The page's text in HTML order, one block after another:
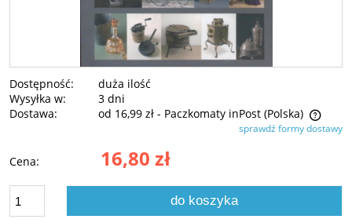
Dostępność:
duża ilość
Wysyłka w:
3 dni
Dostawa:
od 16,99 zł - Paczkomaty inPost (Polska)
Cena nie zawiera ewentualnych kosztów płatnościsprawdź formy dostawy
Cena: 16,80 zł
do koszyka